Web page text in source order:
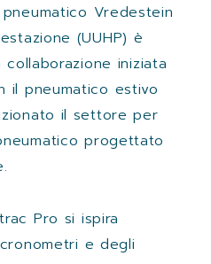
Vredestein
(UUHP) è
iniziata
il pneumatico estivo
il settore per
progettato
Pro si ispira
e degli